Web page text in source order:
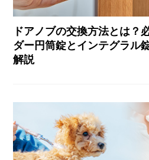
ドアノブの交換方法とは？
ダー円筒錠とインテグラル
解説